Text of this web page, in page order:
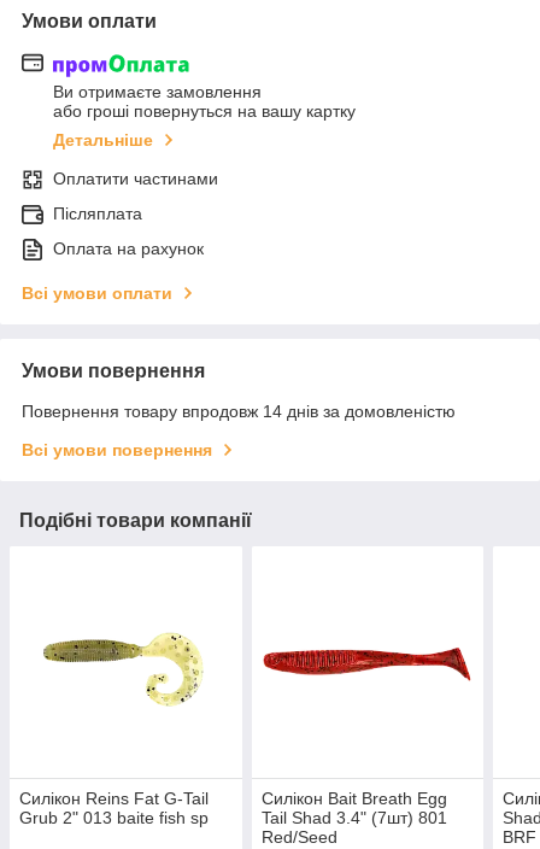
Умови оплати
Ви отримаєте замовлення
або гроші повернуться на вашу картку
Детальніше
Оплатити частинами
Післяплата
Оплата на рахунок
Всі умови оплати
Умови повернення
Повернення товару впродовж 14 днів за домовленістю
Всі умови повернення
Подібні товари компанії
Силікон Reins Fat G-Tail
Grub 2" 013 baite fish sp
Силікон Bait Breath Egg
Tail Shad 3.4" (7шт) 801
Red/Seed
BRF